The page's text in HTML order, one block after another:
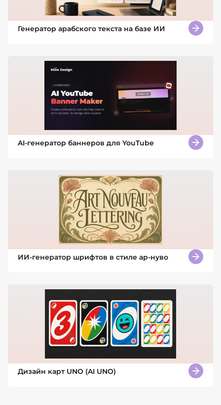
Генератор арабского текста на базе ИИ
AI-генератор баннеров для YouTube
ИИ-генератор шрифтов в стиле ар-нуво
Дизайн карт UNO (AI UNO)